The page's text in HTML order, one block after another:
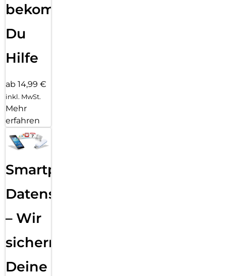
bekommst
Du
Hilfe
ab 14,99 €
inkl. MwSt.
Mehr
erfahren
Smartphone
Datensicherung
– Wir
sichern
Deine